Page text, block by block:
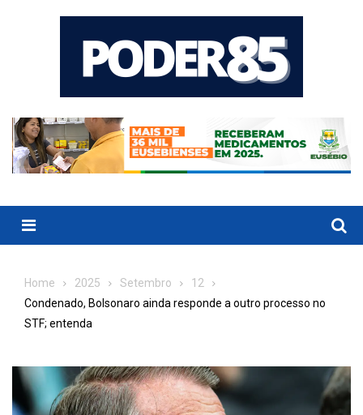
Menu
Home 2025 Setembro
12
Condenado, Bolsonaro ainda responde a outro processo no
STF; entenda